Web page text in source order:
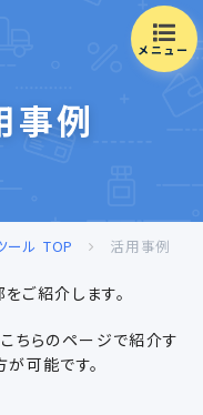
メニュー
例
ール TOP 活用事例
ご紹介します。
ちらのページで紹介す
可能です。